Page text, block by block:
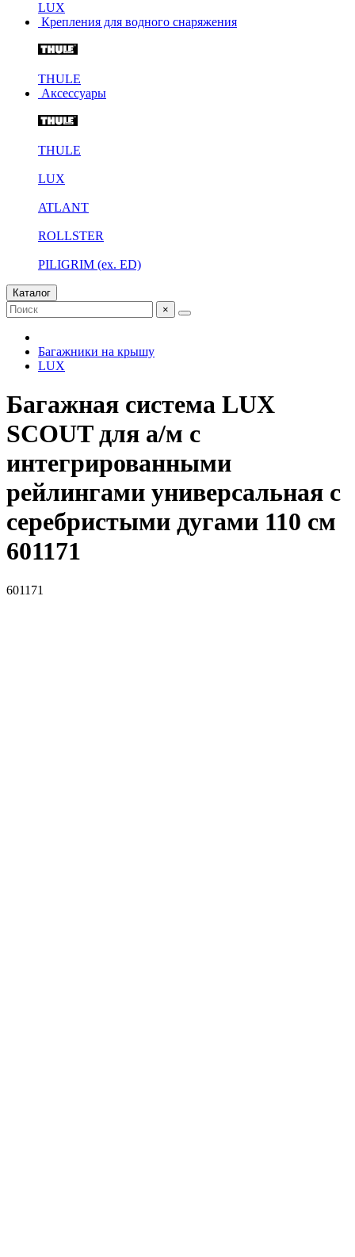
LUX
Крепления для водного снаряжения
THULE
Аксессуары
THULE
LUX
ATLANT
ROLLSTER
PILIGRIM (ex. ED)
Каталог
×
Багажники на крышу
LUX
Багажная система LUX
SCOUT для а/м с
интегрированными
рейлингами универсальная с
серебристыми дугами 110 см
601171
601171